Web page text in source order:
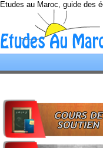
Etudes au Maroc, guide des